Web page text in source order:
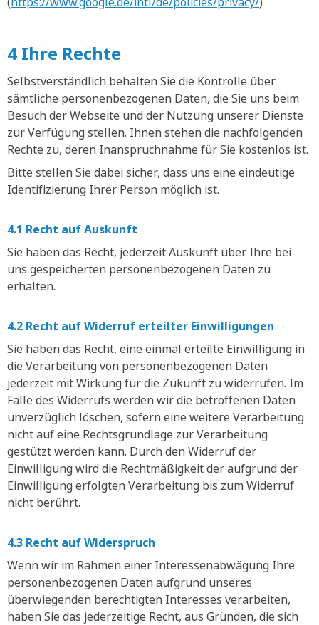
4 Ihre Rechte
Selbstverständlich behalten Sie die Kontrolle über
sämtliche personenbezogenen Daten, die Sie uns beim
Besuch der Webseite und der Nutzung unserer Dienste
zur Verfügung stellen. Ihnen stehen die nachfolgenden
Rechte zu, deren Inanspruchnahme für Sie kostenlos ist.
Bitte stellen Sie dabei sicher, dass uns eine eindeutige
Identifizierung Ihrer Person möglich ist.
4.1 Recht auf Auskunft
Sie haben das Recht, jederzeit Auskunft über Ihre bei
uns gespeicherten personenbezogenen Daten zu
erhalten.
4.2 Recht auf Widerruf erteilter Einwilligungen
Sie haben das Recht, eine einmal erteilte Einwilligung in
die Verarbeitung von personenbezogenen Daten
jederzeit mit Wirkung für die Zukunft zu widerrufen. Im
Falle des Widerrufs werden wir die betroffenen Daten
unverzüglich löschen, sofern eine weitere Verarbeitung
nicht auf eine Rechtsgrundlage zur Verarbeitung
gestützt werden kann. Durch den Widerruf der
Einwilligung wird die Rechtmäßigkeit der aufgrund der
Einwilligung erfolgten Verarbeitung bis zum Widerruf
nicht berührt.
4.3 Recht auf Widerspruch
Wenn wir im Rahmen einer Interessenabwägung Ihre
personenbezogenen Daten aufgrund unseres
überwiegenden berechtigten Interesses verarbeiten,
haben Sie das jederzeitige Recht, aus Gründen, die sich